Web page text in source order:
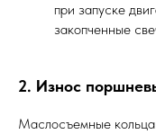
при запуске
закопченные
2. Износ
Маслосъемные кольца